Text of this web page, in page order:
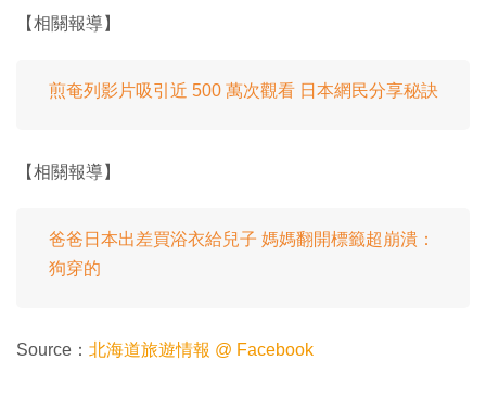
【相關報導】
煎奄列影片吸引近 500 萬次觀看 日本網民分享秘訣
【相關報導】
爸爸日本出差買浴衣給兒子 媽媽翻開標籤超崩潰：
狗穿的
Source： 北海道旅遊情報 @ Facebook